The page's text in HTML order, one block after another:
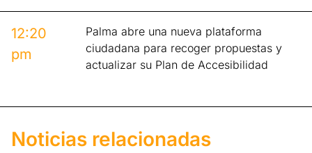
12:20
pm
Palma abre una nueva plataforma
ciudadana para recoger propuestas y
actualizar su Plan de Accesibilidad
Noticias relacionadas